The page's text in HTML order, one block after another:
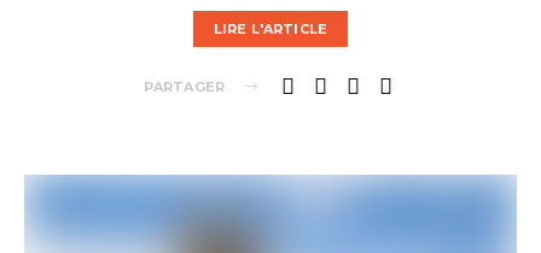
LIRE L'ARTICLE
PARTAGER